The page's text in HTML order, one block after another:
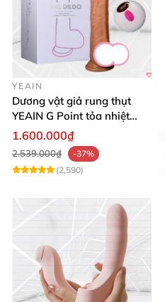
YEAIN
Dương vật giả rung thụt
YEAIN G Point tỏa nhiệt
điều khiển từ xa
1.600.000₫
2.539.000₫
-37%
(2,590)